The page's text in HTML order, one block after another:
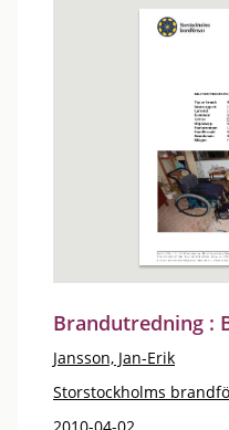
Brandutredning :
Jansson, Jan-Erik
Storstockholms